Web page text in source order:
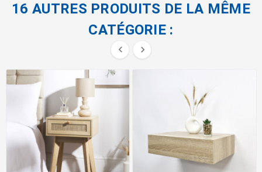
16 AUTRES PRODUITS DE LA MÊME
CATÉGORIE :
 